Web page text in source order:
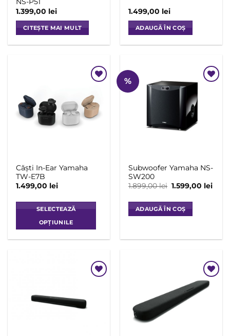
NS-P51
1.399,00 lei
CITEȘTE MAI MULT
1.499,00 lei
ADAUGĂ ÎN COȘ
Wishlist
Căști In-Ear Yamaha
TW-E7B
1.499,00 lei
SELECTEAZĂ
OPȚIUNILE
Opțiunile
%
Wishlist
Subwoofer Yamaha NS-
SW200
1.899,00lei Prețul
inițial
fost:
1.899,00 lei.
1.599,00 lei
ADAUGĂ ÎN COȘ
Add to
Wishlist